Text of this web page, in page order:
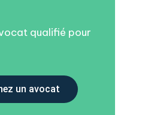
qualifié pour
un avocat